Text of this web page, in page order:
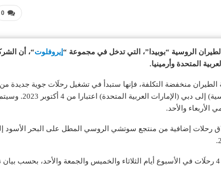
0
الروسية “بوبيدا”، التي تدخل في مجموعة “إيروفلوت“، أن
المتحدة وأرمينيا.
منخفضة التكلفة، فإنها ستبدأ في تشغيل رحلَات جوية جديدة
داغستان الروسية)
الأربعاء والأحد.
رحلات إضافية من منتجع سوتشي الروسي المطل على البحر الأسود